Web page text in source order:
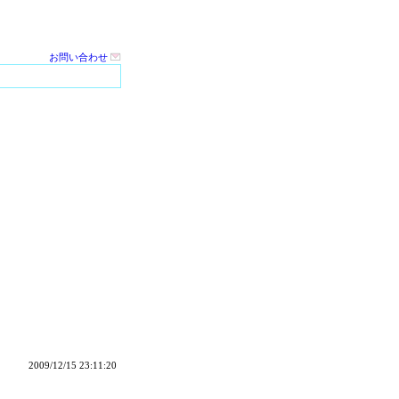
お問い合わせ
2009/12/15 23:11:20